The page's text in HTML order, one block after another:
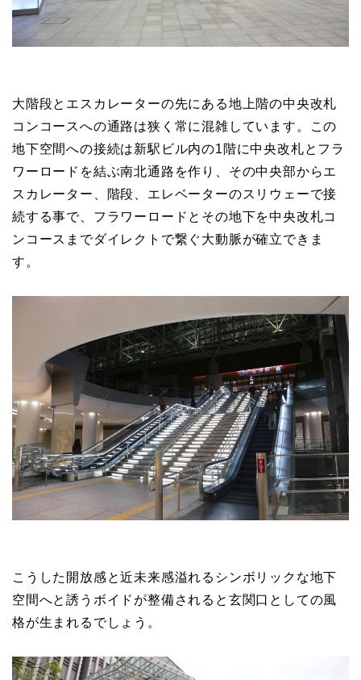
大階段とエスカレーターの先にある地上階の中央改札
コンコースへの通路は狭く常に混雑しています。この
地下空間への接続は新駅ビル内の1階に中央改札とフラ
ワーロードを結ぶ南北通路を作り、その中央部からエ
スカレーター、階段、エレベーターのスリウェーで接
続する事で、フラワーロードとその地下を中央改札コ
ンコースまでダイレクトで繋ぐ大動脈が確立できま
す。
こうした開放感と近未来感溢れるシンボリックな地下
空間へと誘うボイドが整備されると玄関口としての風
格が生まれるでしょう。